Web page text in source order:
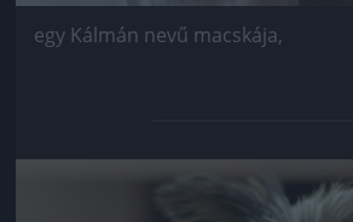
egy Kálmán nevű macskája,
Jön még kép!